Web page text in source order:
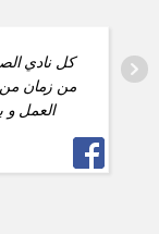
كل نادي
من زمان من
العمل